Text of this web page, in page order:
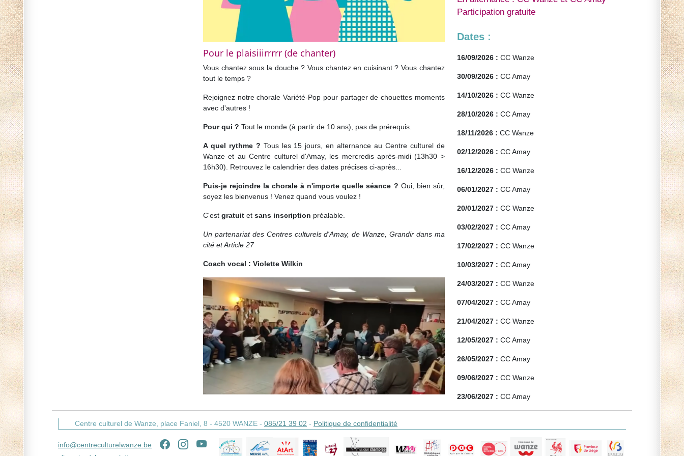
Pour le plaisiiirrrrr (de chanter)
Vous chantez sous la douche ? Vous chantez en cuisinant ? Vous chantez
tout le temps ?
Rejoignez notre chorale Variété-Pop pour partager de chouettes moments
avec d'autres !
Pour qui ? Tout le monde (à partir de 10 ans), pas de prérequis.
A quel rythme ? Tous les 15 jours, en alternance au Centre culturel de
Wanze et au Centre culturel d'Amay, les mercredis après-midi (13h30 >
16h30). Retrouvez le calendrier des dates précises ci-après...
Puis-je rejoindre la chorale à n'importe quelle séance ? Oui, bien sûr,
soyez les bienvenus ! Venez quand vous voulez !
C'est gratuit et sans inscription préalable.
Un partenariat des Centres culturels d'Amay, de Wanze, Grandir dans ma
cité et Article 27
Coach vocal : Violette Wilkin
Participation gratuite
Dates :
16/09/2026 : CC Wanze
30/09/2026 : CC Amay
14/10/2026 : CC Wanze
28/10/2026 : CC Amay
18/11/2026 : CC Wanze
02/12/2026 : CC Amay
16/12/2026 : CC Wanze
06/01/2027 : CC Amay
20/01/2027 : CC Wanze
03/02/2027 : CC Amay
17/02/2027 : CC Wanze
10/03/2027 : CC Amay
24/03/2027 : CC Wanze
07/04/2027 : CC Amay
21/04/2027 : CC Wanze
12/05/2027 : CC Amay
26/05/2027 : CC Amay
09/06/2027 : CC Wanze
23/06/2027 : CC Amay
Centre culturel de Wanze, place Faniel, 8 - 4520 WANZE - 085/21 39 02 - Politique de confidentialité
info@centreculturelwanze.be